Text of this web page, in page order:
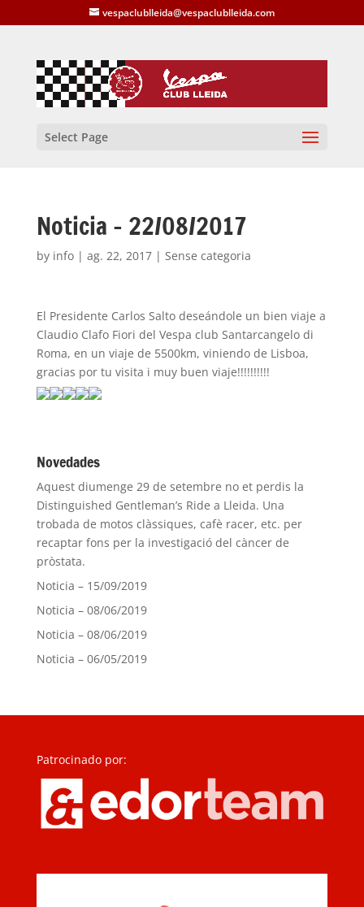
vespaclublleida@vespaclublleida.com
Select Page
Noticia – 22/08/2017
by info| ag. 22, 2017| Sense categoria
El Presidente Carlos Salto deseándole un bien viaje a
Claudio Clafo Fiori del Vespa club Santarcangelo di
Roma, en un viaje de 5500km, viniendo de Lisboa,
gracias por tu visita i muy buen viaje!!!!!!!!!!
Novedades
Aquest diumenge 29 de setembre no et perdis la
Distinguished Gentleman’s Ride a Lleida. Una
trobada de motos clàssiques, cafè racer, etc. per
recaptar fons per la investigació del càncer de
pròstata.
Noticia – 15/09/2019
Noticia – 08/06/2019
Noticia – 08/06/2019
Noticia – 06/05/2019
Patrocinado por: